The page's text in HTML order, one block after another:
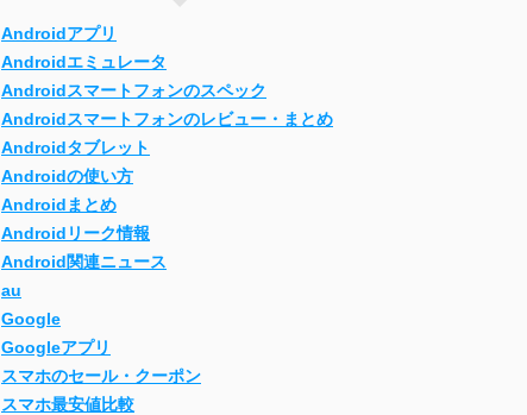
Androidアプリ
Androidエミュレータ
Androidスマートフォンのスペック
Androidスマートフォンのレビュー・まとめ
Androidタブレット
Androidの使い方
Androidまとめ
Androidリーク情報
Android関連ニュース
au
Google
Googleアプリ
スマホのセール・クーポン
スマホ最安値比較